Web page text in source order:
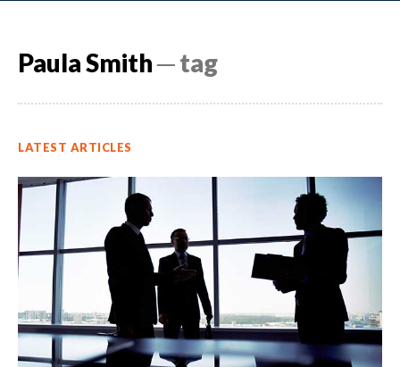
Paula Smith─ tag
LATEST ARTICLES